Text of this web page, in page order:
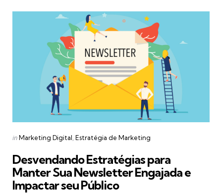
Categories
Posted
inMarketing Digital Estratégia de Marketing
Desvendando Estratégias para
Manter Sua Newsletter Engajada e
Impactar seu Público